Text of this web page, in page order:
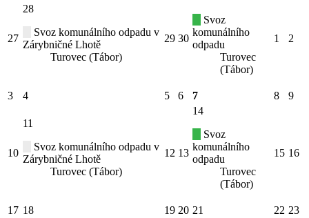
27
28
Svoz komunálního odpadu v
Zárybničné Lhotě
Turovec (Tábor)
29 30
Svoz
komunálního
odpadu
Turovec
(Tábor)
1 2
3 4 5 6 7 8 9
10
11
Svoz komunálního odpadu v
Zárybničné Lhotě
Turovec (Tábor)
12 13
14
Svoz
komunálního
odpadu
Turovec
(Tábor)
15 16
17 18 19 20 21 22 23